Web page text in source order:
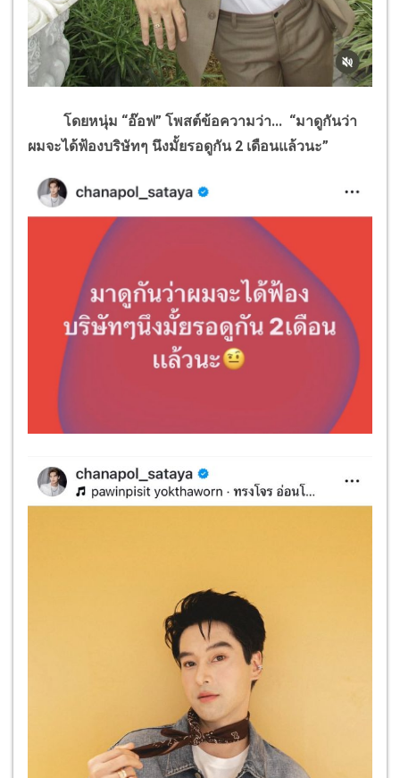
โดยหนุ่ม “อ๊อฟ” โพสต์ข้อความว่า... “มาดูกันว่า
ผมจะได้ฟ้องบริษัทๆ นึงมั้ยรอดูกัน 2 เดือนแล้วนะ”